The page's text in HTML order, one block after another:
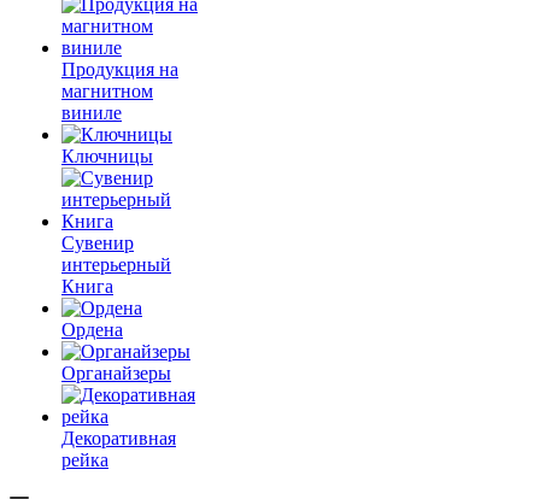
Продукция на
магнитном
виниле
Ключницы
Сувенир
интерьерный
Книга
Ордена
Органайзеры
Декоративная
рейка